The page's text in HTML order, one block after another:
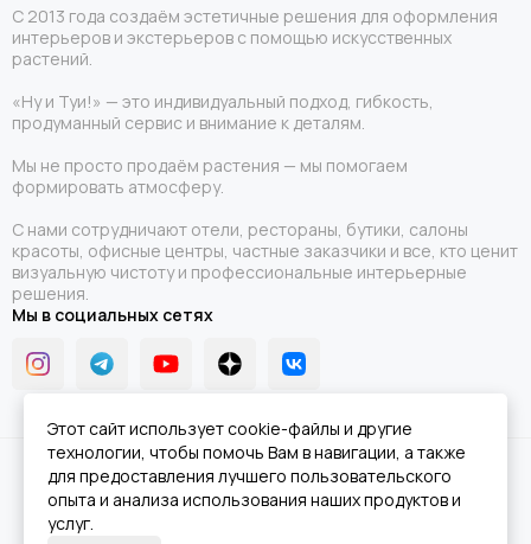
С 2013 года создаём эстетичные решения для оформления
интерьеров и экстерьеров с помощью искусственных
растений.
«Ну и Туи!» — это индивидуальный подход, гибкость,
продуманный сервис и внимание к деталям.
Мы не просто продаём растения — мы помогаем
формировать атмосферу.
С нами сотрудничают отели, рестораны, бутики, салоны
красоты, офисные центры, частные заказчики и все, кто ценит
визуальную чистоту и профессиональные интерьерные
решения.
Мы в социальных сетях
2026 © Ну и Туи!.Карта сайта
Этот сайт использует cookie-файлы и другие
технологии, чтобы помочь Вам в навигации, а также
для предоставления лучшего пользовательского
опыта и анализа использования наших продуктов и
услуг.